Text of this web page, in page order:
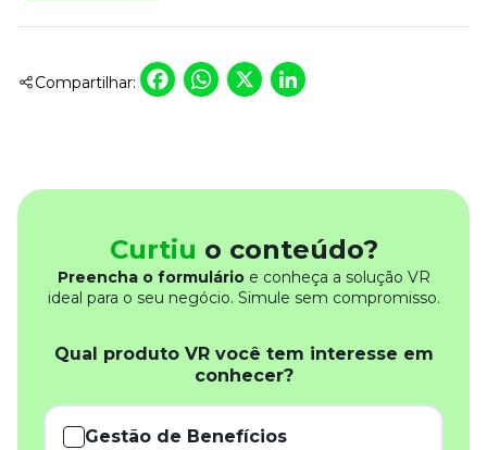
Compartilhar: Facebook
WhatsApp
X
Curtiu o conteúdo?
Preencha o formulárioe conheça a solução VR
ideal para o seu negócio. Simule sem compromisso.
Qual produto VR você tem interesse em
conhecer?
Gestão de Benefícios